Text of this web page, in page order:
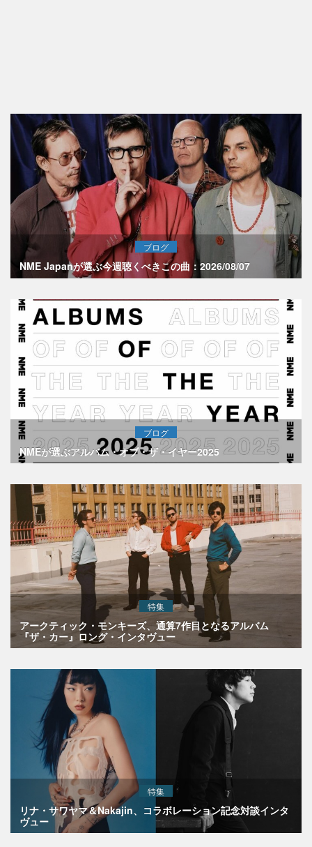
ブログ
NME Japanが選ぶ今週聴くべきこの曲：2026/08/07
ブログ
NMEが選ぶアルバム・オブ・ザ・イヤー2025
特集
アークティック・モンキーズ、通算7作目となるアルバム
『ザ・カー』ロング・インタヴュー
特集
リナ・サワヤマ＆Nakajin、コラボレーション記念対談インタ
ヴュー